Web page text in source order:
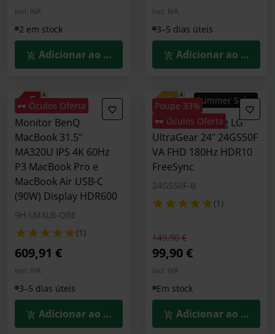
Incl. IVA
2 em stock
Adicionar ao Carrinho
Incl. IVA
3–5 dias úteis
Adicionar ao
🕶️ Óculos Oferta
Monitor BenQ
MacBook 31.5"
MA320U IPS 4K 60Hz
P3 MacBook Pro e
MacBook Air USB-C
(90W) Display HDR600
9H-LMXLB-QBE
(1)
609,91 €
Incl. IVA
3–5 dias úteis
Adicionar ao Carrinho
Poupe 33%
🕶️ Óculos Oferta
Summer Sales
Monitor Gaming LG
UltraGear 24" 24GS50F
VA FHD 180Hz HDR10
FreeSync
24GS50F-B
(1)
Preço reduzido de
149,90 €para
99,90 €
Incl. IVA
Em stock
Adicionar ao